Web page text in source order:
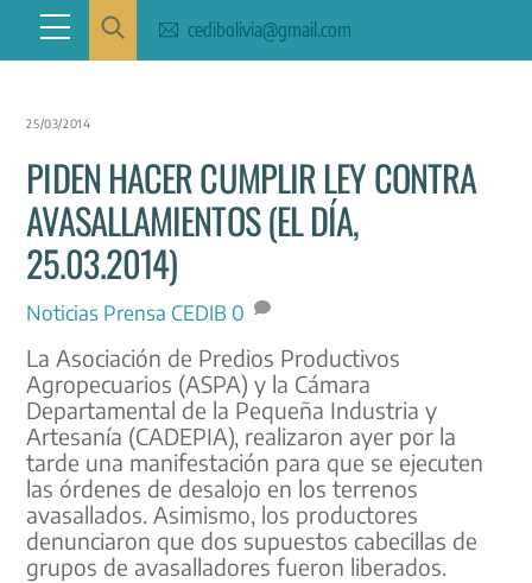
content
Menu cedibolivia@gmail.com
25/03/2014
PIDEN HACER CUMPLIR LEY CONTRA
AVASALLAMIENTOS (EL DÍA,
25.03.2014)
Noticias Prensa CEDIB 0
La Asociación de Predios Productivos
Agropecuarios (ASPA) y la Cámara
Departamental de la Pequeña Industria y
Artesanía (CADEPIA), realizaron ayer por la
tarde una manifestación para que se ejecuten
las órdenes de desalojo en los terrenos
avasallados. Asimismo, los productores
denunciaron que dos supuestos cabecillas de
grupos de avasalladores fueron liberados.